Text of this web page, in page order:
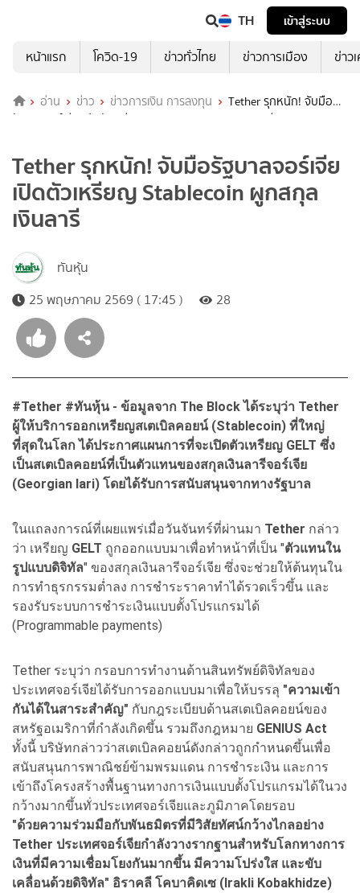
TH
เข้าสู่ระบบ
หน้าแรก
โควิด-19 ข่าวทั่วไทย ข่าวการเมือง ข่าว
อ่าน ข่าว ข่าวการเงิน การลงทุน
Tether รุกหนัก! จับมือ
รัฐบาลจอร์เจีย เปิดตัวเหรียญ Stablecoin ผูกสกุลเงินลารี
Tether รุกหนัก! จับมือรัฐบาลจอร์เจีย
เปิดตัวเหรียญ Stablecoin ผูกสกุล
เงินลารี
ทันหุ้น
25 พฤษภาคม 2569 ( 17:45 )
28
#Tether #ทันหุ้น - ข้อมูลจาก The Blockได้ระบุว่า Tether
ผู้ให้บริการออกเหรียญสเตเบิลคอยน์ (Stablecoin) ที่ใหญ่
ที่สุดในโลก ได้ประกาศแผนการที่จะเปิดตัวเหรียญ GELT ซึ่ง
เป็นสเตเบิลคอยน์ที่เป็นตัวแทนของสกุลเงินลารีจอร์เจีย
(Georgian lari) โดยได้รับการสนับสนุนจากทางรัฐบาล
ในแถลงการณ์ที่เผยแพร่เมื่อวันจันทร์ที่ผ่านมา Tether กล่าว
ว่า เหรียญ GELT ถูกออกแบบมาเพื่อทำหน้าที่เป็น "ตัวแทนใน
รูปแบบดิจิทัล" ของสกุลเงินลารีจอร์เจีย ซึ่งจะช่วยให้ต้นทุนใน
การทำธุรกรรมต่ำลง การชำระราคาทำได้รวดเร็วขึ้น และ
รองรับระบบการชำระเงินแบบตั้งโปรแกรมได้
(Programmable payments)
Tether ระบุว่า กรอบการทำงานด้านสินทรัพย์ดิจิทัลของ
ประเทศจอร์เจียได้รับการออกแบบมาเพื่อให้บรรลุ "ความเข้า
กันได้ในสาระสำคัญ" กับกฎระเบียบด้านสเตเบิลคอยน์ของ
สหรัฐอเมริกาที่กำลังเกิดขึ้น รวมถึงกฎหมาย GENIUS Act
ทั้งนี้ บริษัทกล่าวว่าสเตเบิลคอยน์ดังกล่าวถูกกำหนดขึ้นเพื่อ
สนับสนุนการพาณิชย์ข้ามพรมแดน การชำระเงิน และการ
เข้าถึงโครงสร้างพื้นฐานทางการเงินแบบตั้งโปรแกรมได้ในวง
กว้างมากขึ้นทั่วประเทศจอร์เจียและภูมิภาคโดยรอบ
"ด้วยความร่วมมือกับพันธมิตรที่มีวิสัยทัศน์กว้างไกลอย่าง
Tether ประเทศจอร์เจียกำลังวางรากฐานสำหรับโลกทางการ
เงินที่มีความเชื่อมโยงกันมากขึ้น มีความโปร่งใส และขับ
เคลื่อนด้วยดิจิทัล" อิราคลี โคบาคิดเซ (Irakli Kobakhidze)